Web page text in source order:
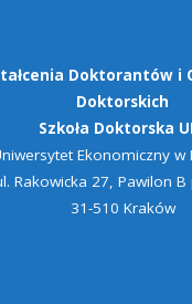
Doktorantów i
Doktorskich
Szkoła Doktorska
Ekonomiczny w
Rakowicka 27, Pawilon
31-510 Kraków